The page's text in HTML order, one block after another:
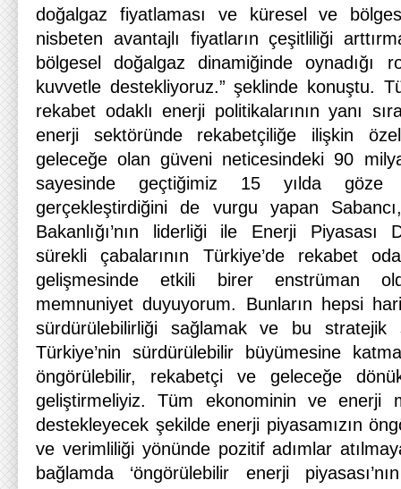
doğalgaz fiyatlaması ve küresel ve
nisbeten avantajlı fiyatların çeşitliliği
bölgesel doğalgaz dinamiğinde oynadığı
kuvvetle destekliyoruz.” şeklinde konuştu.
rekabet odaklı enerji politikalarının yanı
enerji sektöründe rekabetçiliğe ilişkin
geleceğe olan güveni neticesindeki 90
sayesinde geçtiğimiz 15 yılda
gerçekleştirdiğini de vurgu yapan
Bakanlığı’nın liderliği ile Enerji Piyasası
sürekli çabalarının Türkiye’de rekabet
gelişmesinde etkili birer enstrüman
memnuniyet duyuyorum. Bunların hepsi
sürdürülebilirliği sağlamak ve bu stratejik
Türkiye’nin sürdürülebilir büyümesine
öngörülebilir, rekabetçi ve geleceğe
geliştirmeliyiz. Tüm ekonominin ve enerji
destekleyecek şekilde enerji piyasamızın
ve verimliliği yönünde pozitif adımlar
bağlamda ‘öngörülebilir enerji